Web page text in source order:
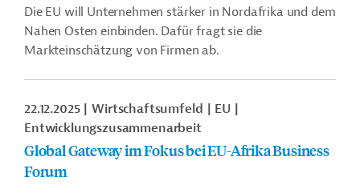
Die EU will Unternehmen stärker in Nordafrika und dem
Nahen Osten einbinden. Dafür fragt sie die
Markteinschätzung von Firmen ab.
22.12.2025 Wirtschaftsumfeld
EU
Entwicklungszusammenarbeit
Global Gateway im Fokus bei EU-Afrika Business
Forum